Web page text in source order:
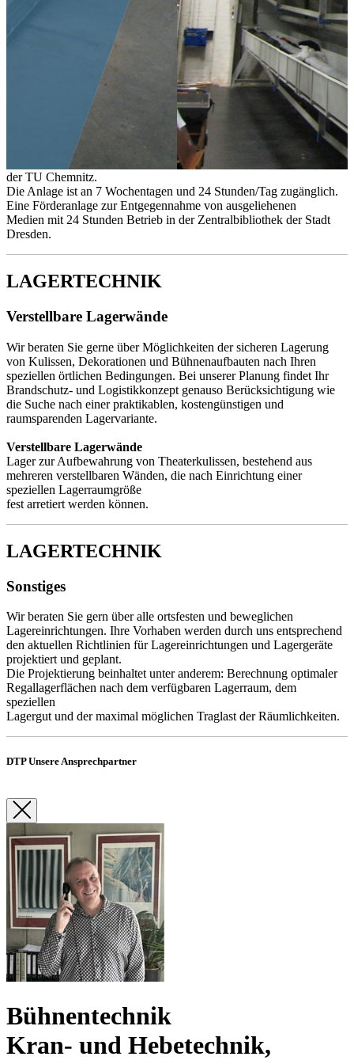
arbeitstechnischen und arbeitsgesundheitlichen Richtlinien der
Arbeitsstättenanordnung.
LAGERTECHNIK
TRANSPORTANLAGEn
Medientransportanlage
Buchtransportanlage für den Transport von Medien der
Zentralbibliothek
der TU Chemnitz.
Die Anlage ist an 7 Wochentagen und 24 Stunden/Tag zugänglich.
Eine Förderanlage zur Entgegennahme von ausgeliehenen
Medien mit 24 Stunden Betrieb in der Zentralbibliothek der Stadt
Dresden.
LAGERTECHNIK
Verstellbare Lagerwände
Wir beraten Sie gerne über Möglichkeiten der sicheren Lagerung
von Kulissen, Dekorationen und Bühnenaufbauten nach Ihren
speziellen örtlichen Bedingungen. Bei unserer Planung findet Ihr
Brandschutz- und Logistikkonzept genauso Berücksichtigung wie
die Suche nach einer praktikablen, kostengünstigen und
raumsparenden Lagervariante.
Verstellbare Lagerwände
Lager zur Aufbewahrung von Theaterkulissen, bestehend aus
mehreren verstellbaren Wänden, die nach Einrichtung einer
speziellen Lagerraumgröße
fest arretiert werden können.
LAGERTECHNIK
Sonstiges
Wir beraten Sie gern über alle ortsfesten und beweglichen
Lagereinrichtungen. Ihre Vorhaben werden durch uns entsprechend
den aktuellen Richtlinien für Lagereinrichtungen und Lagergeräte
projektiert und geplant.
Die Projektierung beinhaltet unter anderem: Berechnung optimaler
Regallagerflächen nach dem verfügbaren Lagerraum, dem
speziellen
Lagergut und der maximal möglichen Traglast der Räumlichkeiten.
DTP Unsere Ansprechpartner
Bühnentechnik
Kran- und Hebetechnik,